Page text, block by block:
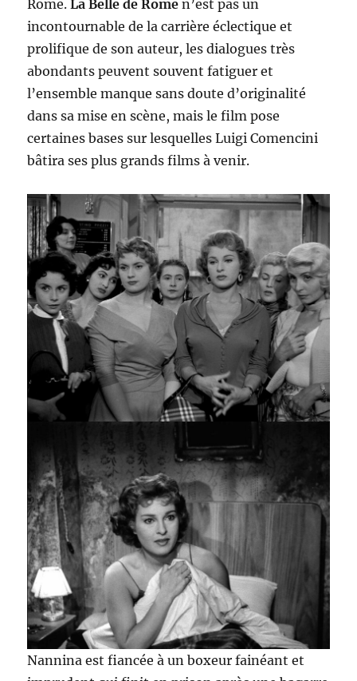
Rome.La Belle de Rome n’est pas un
incontournable de la carrière éclectique et
prolifique de son auteur, les dialogues très
abondants peuvent souvent fatiguer et
l’ensemble manque sans doute d’originalité
dans sa mise en scène, mais le film pose
certaines bases sur lesquelles Luigi Comencini
bâtira ses plus grands films à venir.
Nannina est fiancée à un boxeur fainéant et